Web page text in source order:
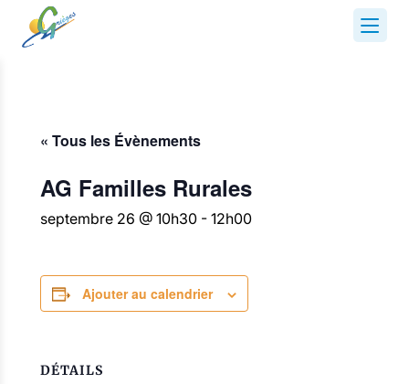
« Tous les Évènements
AG Familles Rurales
septembre 26 @ 10h30 - 12h00
Ajouter au calendrier
DÉTAILS